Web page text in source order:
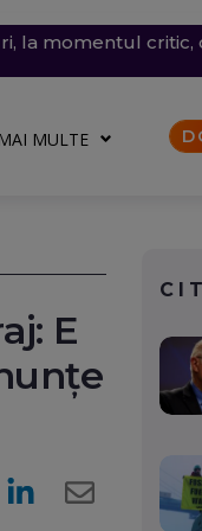
la momentul critic,
Leipzig, un
suspect
infantilă. Explicația
Aparatul va
de avere și
MAI MULTE
E
LinkedIn